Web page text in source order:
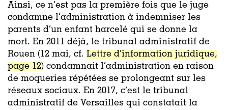
Ainsi, ce n’est pas la première fois que le juge
condamne l’administration à indemniser les
parents d’un enfant harcelé qui se donne la
mort. En 2011 déjà, le tribunal administratif de
Rouen (12 mai, cf. Lettre d’information juridique,
page 12) condamnait l’administration en raison
de moqueries répétées se prolongeant sur les
réseaux sociaux. En 2017, c’est le tribunal
administratif de Versailles qui constatait la